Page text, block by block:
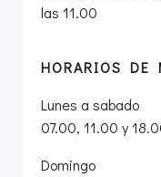
las 11.00
HORARIOS DE
Lunes a sabado
07.00, 11.00 y
Domingo